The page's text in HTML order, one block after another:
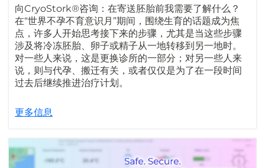
向CryoStork®咨询：在寄送胚胎前我需要了解什么？
在“世界不孕不育意识月”期间，围绕生育的话题成为焦
点，许多人开始思考接下来的步骤，尤其是当这些步骤
涉及将冷冻胚胎、卵子或精子从一地转移到另一地时。
对一些人来说，这是更换诊所的一部分；对另一些人来
说，则与代孕、搬迁有关，或者仅仅是为了在一段时间
过去后继续推进治疗计划。
更多信息